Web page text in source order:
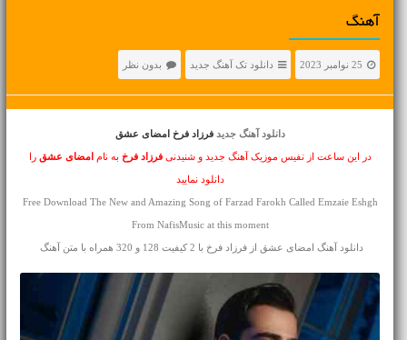
آهنگ
25 نوامبر 2023 دانلود تک آهنگ جدید بدون نظر
دانلود آهنگ جدید فرزاد فرخ امضای عشق
در این ساعت از نفیس موزیک آهنگ جدید و شنیدنیفرزاد فرخ به نامامضای عشق را
دانلود نمایید
Free Download The New and Amazing Song of Farzad Farokh Called Emzaie Eshgh
From NafisMusic at this moment
دانلود آهنگ امضای عشق از فرزاد فرخ با 2 کیفیت 128 و 320 همراه با متن آهنگ